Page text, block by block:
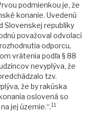
podmienkou je, že
konanie. Uvedenú
Slovenskej republiky
považoval odvolací
odporcu,
vrátenia podľa § 88
nevyplýva, že
tzv.
že by rakúska
oslovená so
jej územie.“.11